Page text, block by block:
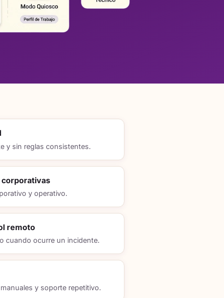
y sin reglas consistentes.
corporativas
y operativo.
remoto
cuando ocurre un incidente.
y soporte repetitivo.